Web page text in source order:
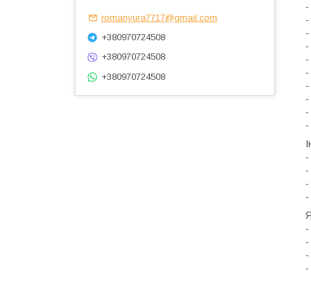
-
-
-
-
-
-
-
-
-
-
-
-
-
-
-
-
romanyura7717@gmail.com
+380970724508
+380970724508
+380970724508